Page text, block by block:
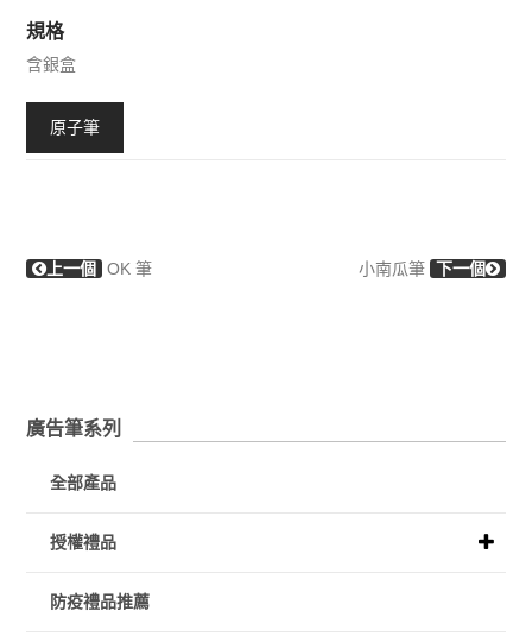
規格
含銀盒
原子筆
上一個 OK 筆 小南瓜筆 下一個
廣告筆系列
全部產品
授權禮品
防疫禮品推薦